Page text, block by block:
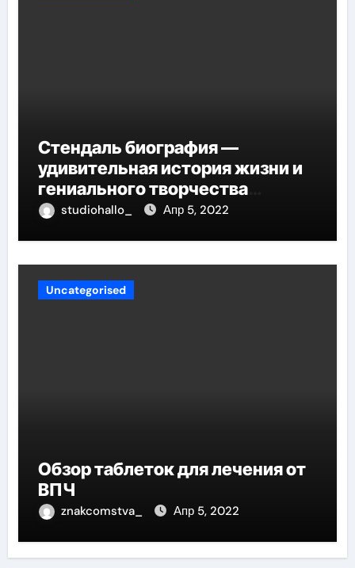
Стендаль биография —
удивительная история жизни и
гениального творчества
великого писателя
studiohallo_ Апр 5, 2022
Uncategorised
Обзор таблеток для лечения от
ВПЧ
znakcomstva_ Апр 5, 2022